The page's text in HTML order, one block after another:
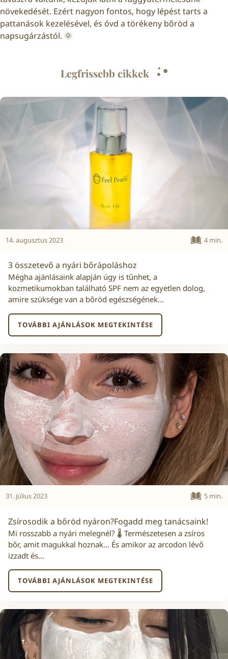
növekedését. Ezért nagyon fontos, hogy lépést tarts a
pattanások kezelésével, és óvd a törékeny bőröd a
napsugárzástól. 🌞
Legfrissebb cikkek
14. augusztus 2023 4 min.
3 összetevő a nyári bőrápoláshoz
Mégha ajánlásaink alapján úgy is tűnhet, a
kozmetikumokban található SPF nem az egyetlen dolog,
amire szüksége van a bőröd egészségének…
TOVÁBBI AJÁNLÁSOK MEGTEKINTÉSE
31. július 2023 5 min.
Zsírosodik a bőröd nyáron?Fogadd meg tanácsaink!
Mi rosszabb a nyári melegnél? 🌡️ Természetesen a zsíros
bőr, amit magukkal hoznak… És amikor az arcodon lévő
izzadt és…
TOVÁBBI AJÁNLÁSOK MEGTEKINTÉSE